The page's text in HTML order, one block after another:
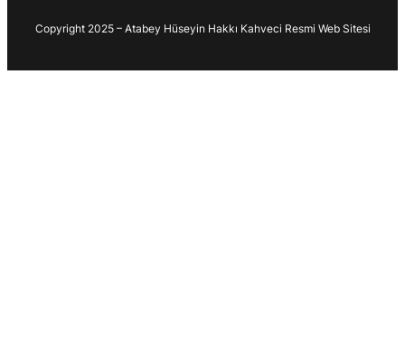
Copyright 2025 – Atabey Hüseyin Hakkı Kahveci Resmi Web Sitesi